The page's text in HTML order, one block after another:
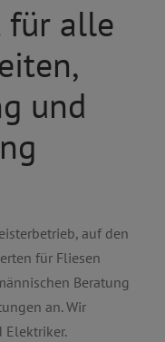
für alle
und
auf den
für Fliesen
Beratung
an. Wir
Elektriker.